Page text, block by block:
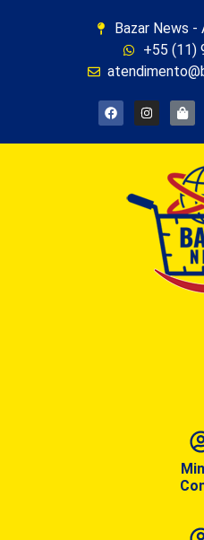
Bazar News -
+55 (11)